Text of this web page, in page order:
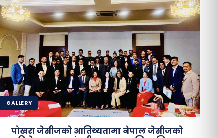
GALLERY
पोखरा जेसीजको आतिथ्यतामा नेपाल जेसीजको